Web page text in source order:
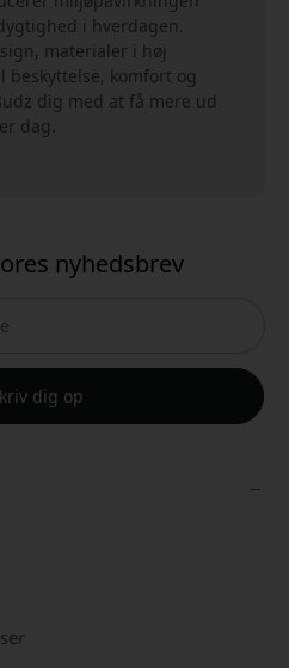
i hverdagen.
materialer i høj
komfort og
dig med at få mere ud
dag.
nyhedsbrev
dig op